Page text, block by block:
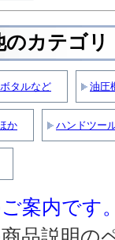
のカテゴリ
タルなど 油圧
か ハンドツー
案内です